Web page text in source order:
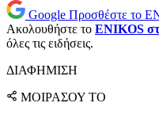
Google Προσθέστε το
Ακολουθήστε το ENIKOS
όλες τις ειδήσεις.
ΔΙΑΦΗΜΙΣΗ
ΜΟΙΡΑΣΟΥ ΤΟ